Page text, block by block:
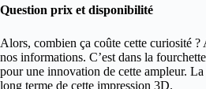
Question prix et disponibilité
Alors, combien ça coûte cette curiosité ?
nos informations. C’est dans la
pour une innovation de cette ampleur.
long terme de cette impression 3D.